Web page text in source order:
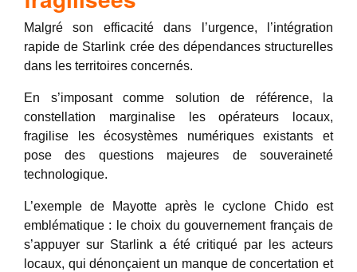
Malgré son efficacité dans l’urgence, l’intégration
rapide de Starlink crée des dépendances structurelles
dans les territoires concernés.
En s’imposant comme solution de référence, la
constellation marginalise les opérateurs locaux,
fragilise les écosystèmes numériques existants et
pose des questions majeures de souveraineté
technologique.
L’exemple de Mayotte après le cyclone Chido est
emblématique : le choix du gouvernement français de
s’appuyer sur Starlink a été critiqué par les acteurs
locaux, qui dénonçaient un manque de concertation et